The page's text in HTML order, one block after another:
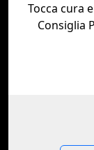
Tocca cura
Consiglia